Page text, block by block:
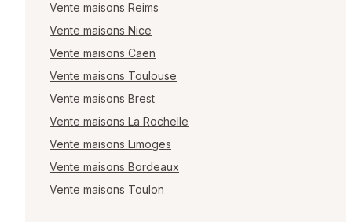
Vente maisons Reims
Vente maisons Nice
Vente maisons Caen
Vente maisons Toulouse
Vente maisons Brest
Vente maisons La Rochelle
Vente maisons Limoges
Vente maisons Bordeaux
Vente maisons Toulon